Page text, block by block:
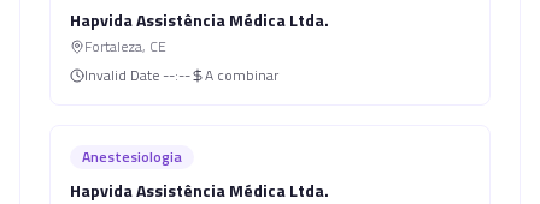
Hapvida Assistência Médica Ltda.
Fortaleza, CE
Invalid Date --:-- A combinar
Anestesiologia
Hapvida Assistência Médica Ltda.